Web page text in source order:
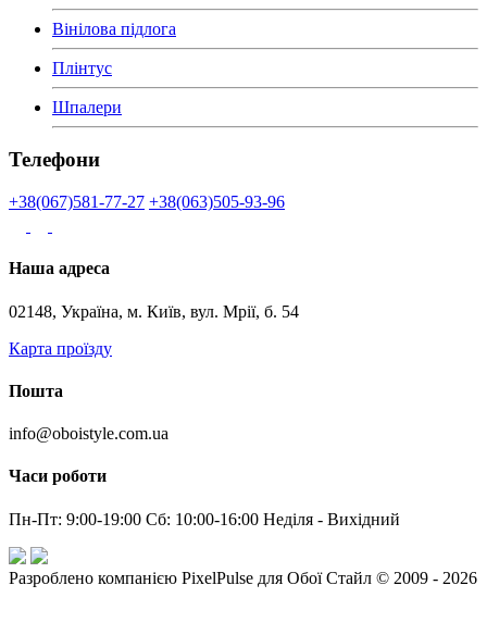
Вінілова підлога
Плінтус
Шпалери
Телефони
+38(067)581-77-27 +38(063)505-93-96
Наша адреса
02148, Україна, м. Київ, вул. Мрії, б. 54
Карта проїзду
Пошта
info@oboistyle.com.ua
Часи роботи
Пн-Пт: 9:00-19:00 Сб: 10:00-16:00 Неділя - Вихідний
Разроблено компанією PixelPulse для Обої Стайл © 2009 - 2026